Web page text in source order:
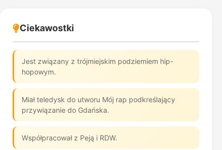
Ciekawostki
Jest związany z trójmiejskim podziemiem hip-
hopowym.
Miał teledysk do utworu Mój rap podkreślający
przywiązanie do Gdańska.
Współpracował z Peją i RDW.